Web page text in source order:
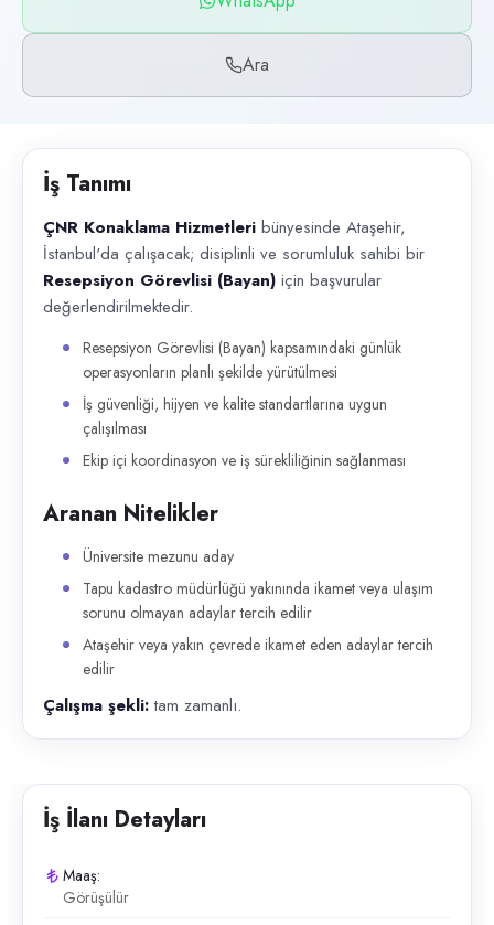
WhatsApp, Telefon
İlan açıklaması
Ara
İş Tanımı
ÇNR Konaklama Hizmetleri bünyesinde Ataşehir,
İstanbul'da çalışacak; disiplinli ve sorumluluk sahibi bir
Resepsiyon Görevlisi (Bayan) için başvurular
değerlendirilmektedir.
Resepsiyon Görevlisi (Bayan) kapsamındaki günlük
operasyonların planlı şekilde yürütülmesi
İş güvenliği, hijyen ve kalite standartlarına uygun
çalışılması
Ekip içi koordinasyon ve iş sürekliliğinin sağlanması
Aranan Nitelikler
Üniversite mezunu aday
Tapu kadastro müdürlüğü yakınında ikamet veya ulaşım
sorunu olmayan adaylar tercih edilir
Ataşehir veya yakın çevrede ikamet eden adaylar tercih
edilir
Çalışma şekli:tam zamanlı.
İş İlanı Detayları
Maaş:
Görüşülür